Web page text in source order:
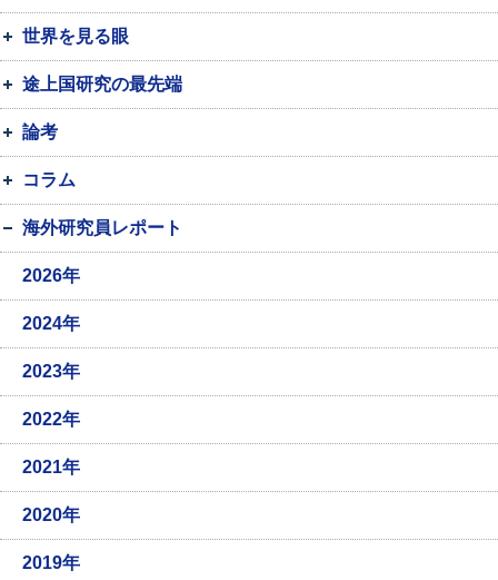
世界を見る眼
途上国研究の最先端
論考
コラム
海外研究員レポート
2026年
2024年
2023年
2022年
2021年
2020年
2019年